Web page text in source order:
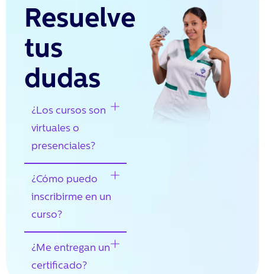
Resuelve
tus
dudas
¿Los cursos son
virtuales o
presenciales?
¿Cómo puedo
inscribirme en un
curso?
¿Me entregan un
certificado?